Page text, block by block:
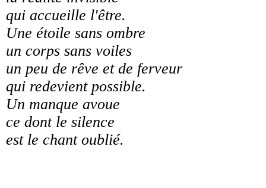
qui accueille l'être.
Une étoile sans ombre
un corps sans voiles
un peu de rêve et de ferveur
qui redevient possible.
Un manque avoue
ce dont le silence
est le chant oublié.